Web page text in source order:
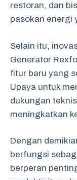
restoran, dan
pasokan energi
Selain itu,
Generator
fitur baru yang
Upaya untuk
dukungan
meningkatkan
Dengan
berfungsi
berperan